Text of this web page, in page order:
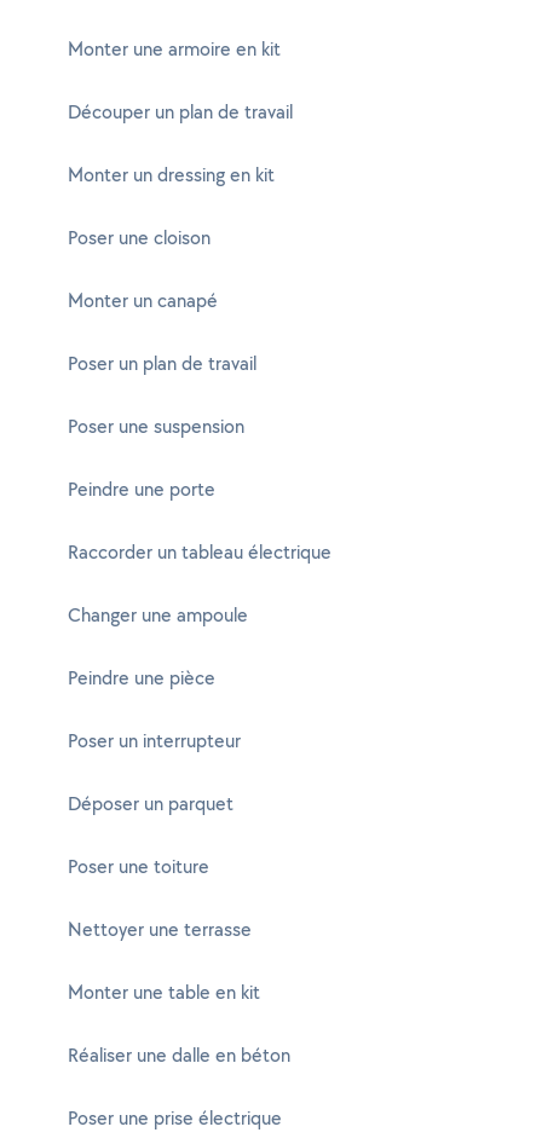
Monter une armoire en kit
Découper un plan de travail
Monter un dressing en kit
Poser une cloison
Monter un canapé
Poser un plan de travail
Poser une suspension
Peindre une porte
Raccorder un tableau électrique
Changer une ampoule
Peindre une pièce
Poser un interrupteur
Déposer un parquet
Poser une toiture
Nettoyer une terrasse
Monter une table en kit
Réaliser une dalle en béton
Poser une prise électrique